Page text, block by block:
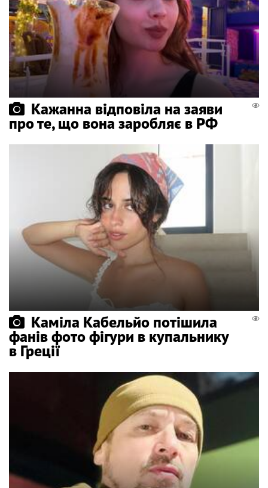
Кажанна відповіла на заяви
про те, що вона заробляє в РФ
Каміла Кабельйо потішила
фанів фото фігури в купальнику
в Греції